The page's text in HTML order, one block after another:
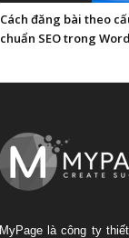
Cách đăng bài theo
chuẩn SEO trong
MyPage là công ty